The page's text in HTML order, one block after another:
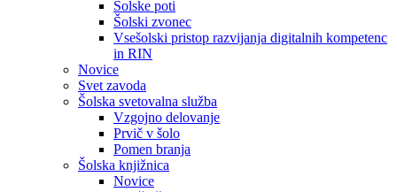
Šolske poti
Šolski zvonec
Vsešolski pristop razvijanja digitalnih kompetenc
in RIN
Novice
Svet zavoda
Šolska svetovalna služba
Vzgojno delovanje
Prvič v šolo
Pomen branja
Šolska knjižnica
Novice